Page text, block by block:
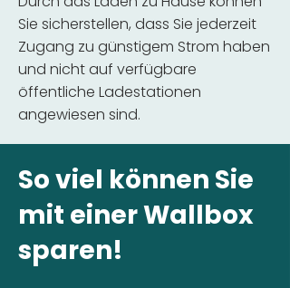
Sie sicherstellen, dass Sie jederzeit
Zugang zu günstigem Strom haben
und nicht auf verfügbare
öffentliche Ladestationen
angewiesen sind.
So viel können Sie
mit einer Wallbox
sparen!